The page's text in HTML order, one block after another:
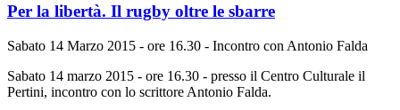
Per la libertà. Il rugby oltre le sbarre
Sabato 14 Marzo 2015 - ore 16.30 - Incontro con Antonio Falda
Sabato 14 marzo 2015 - ore 16.30 - presso il Centro Culturale il
Pertini, incontro con lo scrittore Antonio Falda.